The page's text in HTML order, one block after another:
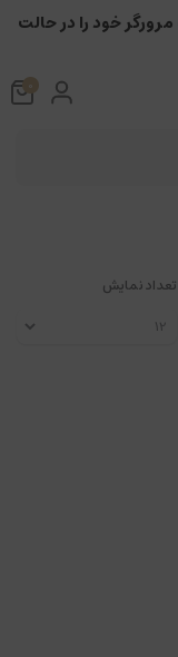
تعداد نمایش
خود را در حالت
0